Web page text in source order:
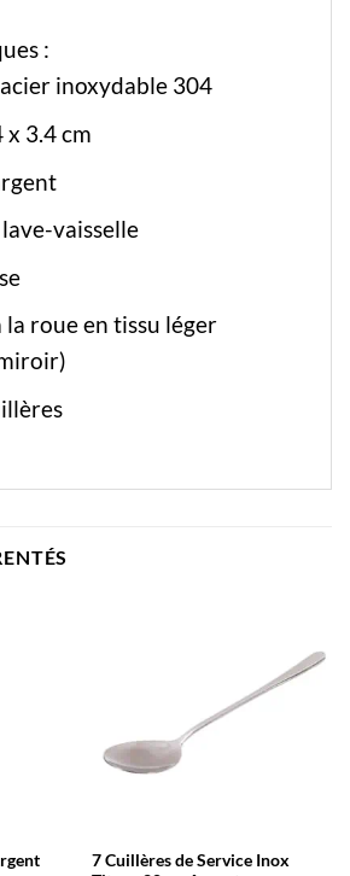
:
inoxydable 304
x 3.4 cm
vaisselle
la roue en tissu léger
7 Cuillères de Service Inox